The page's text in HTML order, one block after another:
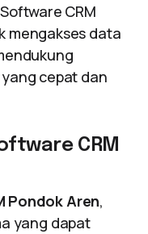
CRM
mengakses data
cepat dan
CRM
Pondok Aren,
yang dapat